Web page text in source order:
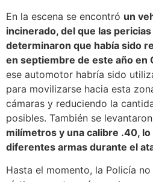
En la escena se encontró un
incinerado, del que las
determinaron que había sido
en septiembre de este año en
ese automotor habría sido
para movilizarse hacia esta
cámaras y reduciendo la
posibles. También se levantaron
milímetros y una calibre .40,
diferentes armas durante el
Hasta el momento, la Policía